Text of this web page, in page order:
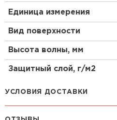
Единица измерения
Вид поверхности
Высота волны, мм
Защитный слой, г/м2
УСЛОВИЯ ДОСТАВКИ